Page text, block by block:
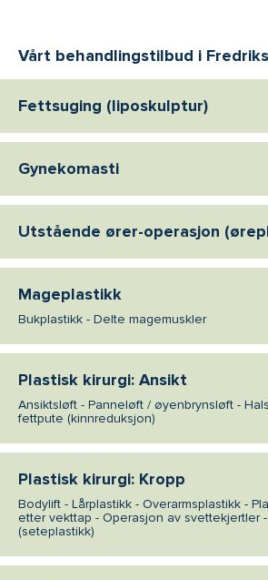
Vårt behandlingstilbud i
Fettsuging (liposkulptur)
Gynekomasti
Utstående ører-operasjon
Mageplastikk
Bukplastikk - Delte magemuskler
Plastisk kirurgi: Ansikt
Ansiktsløft - Panneløft / øyenbrynsløft -
fettpute (kinnreduksjon)
Plastisk kirurgi: Kropp
Bodylift - Lårplastikk - Overarmsplastikk -
etter vekttap - Operasjon av svettekjertler
(seteplastikk)